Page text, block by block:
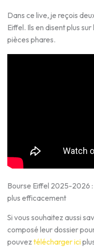
Dans ce live, je reçois
Eiffel. Ils en disent plus
pièces phares.
Bourse Eiffel 2025-2026
plus efficacement
Si vous souhaitez aussi
composé leur dossier
pouveztélécharger ici